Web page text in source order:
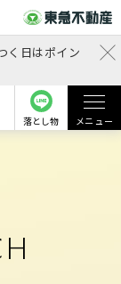
く日はポイン
落とし物 メニュー